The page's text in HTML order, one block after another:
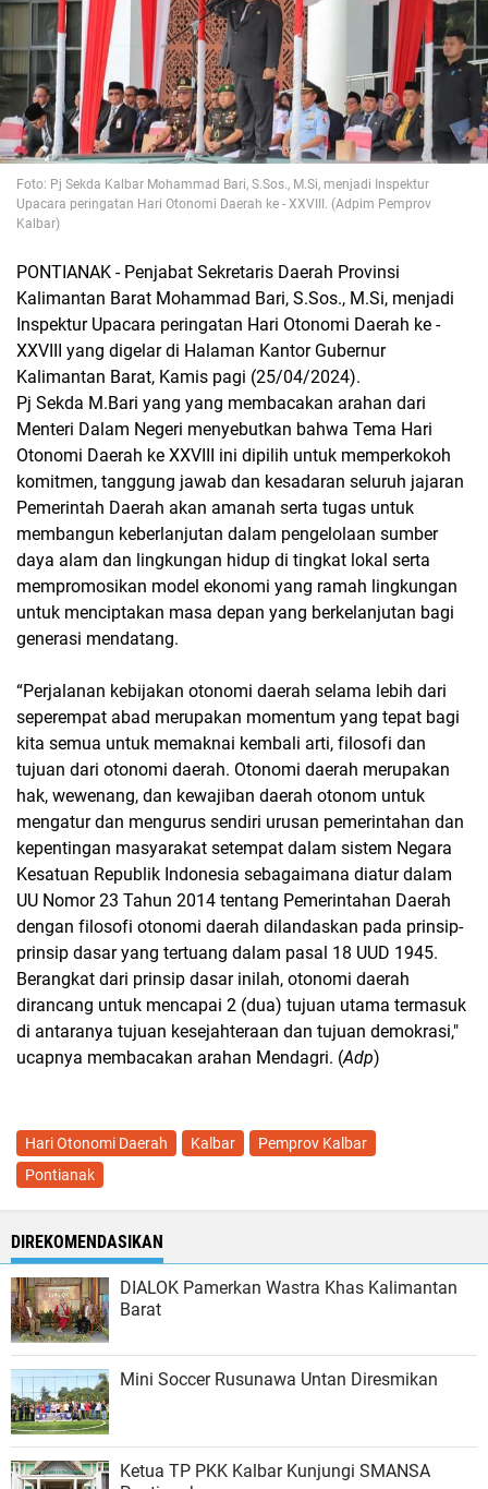
Foto: Pj Sekda Kalbar Mohammad Bari, S.Sos., M.Si, menjadi Inspektur
Upacara peringatan Hari Otonomi Daerah ke - XXVIII. (Adpim Pemprov
Kalbar)
PONTIANAK - Penjabat Sekretaris Daerah Provinsi
Kalimantan Barat Mohammad Bari, S.Sos., M.Si, menjadi
Inspektur Upacara peringatan Hari Otonomi Daerah ke -
XXVIII yang digelar di Halaman Kantor Gubernur
Kalimantan Barat, Kamis pagi (25/04/2024).
Pj Sekda M.Bari yang yang membacakan arahan dari
Menteri Dalam Negeri menyebutkan bahwa Tema Hari
Otonomi Daerah ke XXVIII ini dipilih untuk memperkokoh
komitmen, tanggung jawab dan kesadaran seluruh jajaran
Pemerintah Daerah akan amanah serta tugas untuk
membangun keberlanjutan dalam pengelolaan sumber
daya alam dan lingkungan hidup di tingkat lokal serta
mempromosikan model ekonomi yang ramah lingkungan
untuk menciptakan masa depan yang berkelanjutan bagi
generasi mendatang.
“Perjalanan kebijakan otonomi daerah selama lebih dari
seperempat abad merupakan momentum yang tepat bagi
kita semua untuk memaknai kembali arti, filosofi dan
tujuan dari otonomi daerah. Otonomi daerah merupakan
hak, wewenang, dan kewajiban daerah otonom untuk
mengatur dan mengurus sendiri urusan pemerintahan dan
kepentingan masyarakat setempat dalam sistem Negara
Kesatuan Republik Indonesia sebagaimana diatur dalam
UU Nomor 23 Tahun 2014 tentang Pemerintahan Daerah
dengan filosofi otonomi daerah dilandaskan pada prinsip-
prinsip dasar yang tertuang dalam pasal 18 UUD 1945.
Berangkat dari prinsip dasar inilah, otonomi daerah
dirancang untuk mencapai 2 (dua) tujuan utama termasuk
di antaranya tujuan kesejahteraan dan tujuan demokrasi,"
ucapnya membacakan arahan Mendagri. (Adp)
Hari Otonomi Daerah Kalbar
Pemprov Kalbar
Pontianak
DIREKOMENDASIKAN
DIALOK Pamerkan Wastra Khas Kalimantan
Barat
Mini Soccer Rusunawa Untan Diresmikan
Ketua TP PKK Kalbar Kunjungi SMANSA